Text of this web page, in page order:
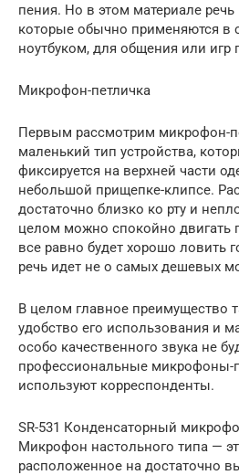
пения. Но в этом материале речь
которые обычно применяются в
ноутбуком, для общения или игр
Микрофон-петличка
Первым рассмотрим микрофон-
маленький тип устройства,
фиксируется на верхней части
небольшой прищепке-клипсе.
достаточно близко ко рту и
целом можно спокойно двигать
все равно будет хорошо ловить
речь идет не о самых дешевых
В целом главное преимущество
удобство его использования и
особо качественного звука не
профессиональные микрофоны-
используют корреспонденты.
SR-531 Конденсаторный
Микрофон настольного типа —
расположенное на достаточно